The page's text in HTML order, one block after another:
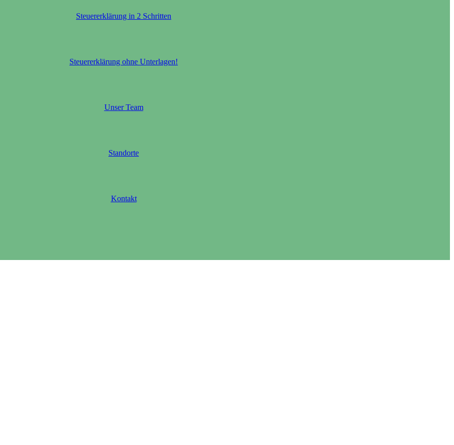
Steuererklärung in 2 Schritten
Steuererklärung ohne Unterlagen!
Unser Team
Standorte
Kontakt